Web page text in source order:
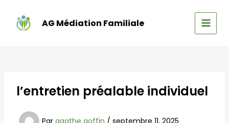
contenu
AG Médiation Familiale
MAIN
l’entretien préalable individuel
Par agathe goffin / septembre 11, 2025